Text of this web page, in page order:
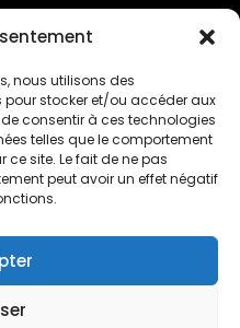
nous utilisons des
pour stocker et/ou accéder aux
consentir à ces technologies
telles que le comportement
site. Le fait de ne pas
peut avoir un effet négatif
Luthier
24 81